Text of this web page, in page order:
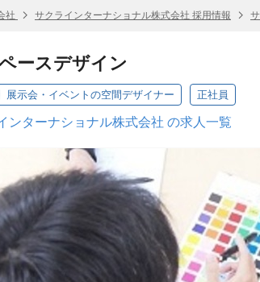
社 サクラインターナショナル株式会社 採用情報
ースデザイン
展示会・イベントの空間デザイナー 正社員
ンターナショナル株式会社 の求人一覧